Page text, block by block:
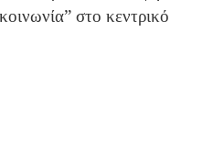
στο κεντρικό